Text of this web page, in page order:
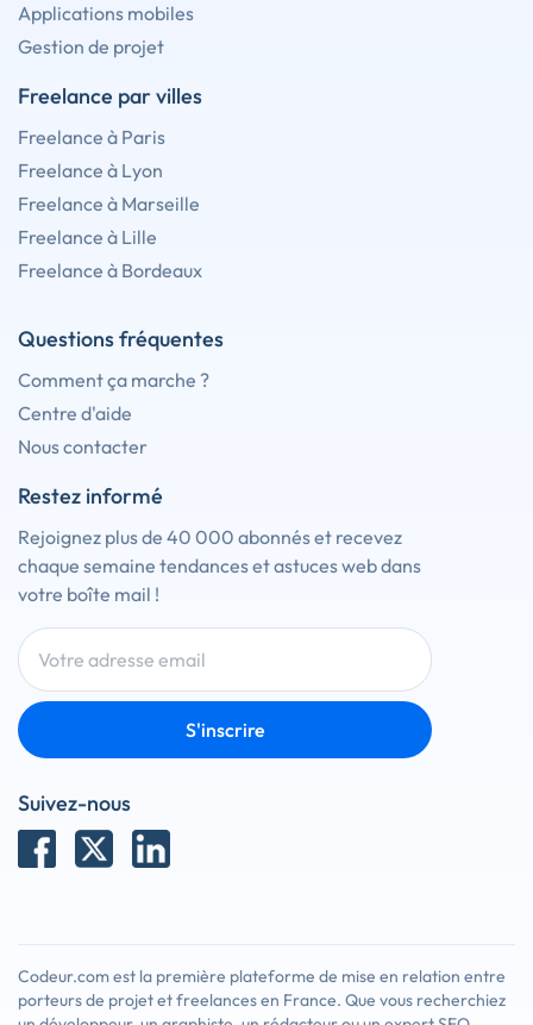
Applications mobiles
Gestion de projet
Freelance par villes
Freelance à Paris
Freelance à Lyon
Freelance à Marseille
Freelance à Lille
Freelance à Bordeaux
Questions fréquentes
Comment ça marche ?
Centre d'aide
Nous contacter
Restez informé
Rejoignez plus de 40 000 abonnés et recevez
chaque semaine tendances et astuces web dans
votre boîte mail !
S'inscrire
Suivez-nous
Codeur.com est la première plateforme de mise en relation entre
porteurs de projet et freelances en France. Que vous recherchiez